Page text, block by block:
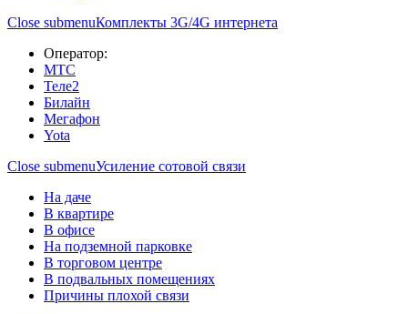
Close submenuКомплекты 3G/4G интернета
Оператор:
МТС
Теле2
Билайн
Мегафон
Yota
Close submenuУсиление сотовой связи
На даче
В квартире
В офисе
На подземной парковке
В торговом центре
В подвальных помещениях
Причины плохой связи